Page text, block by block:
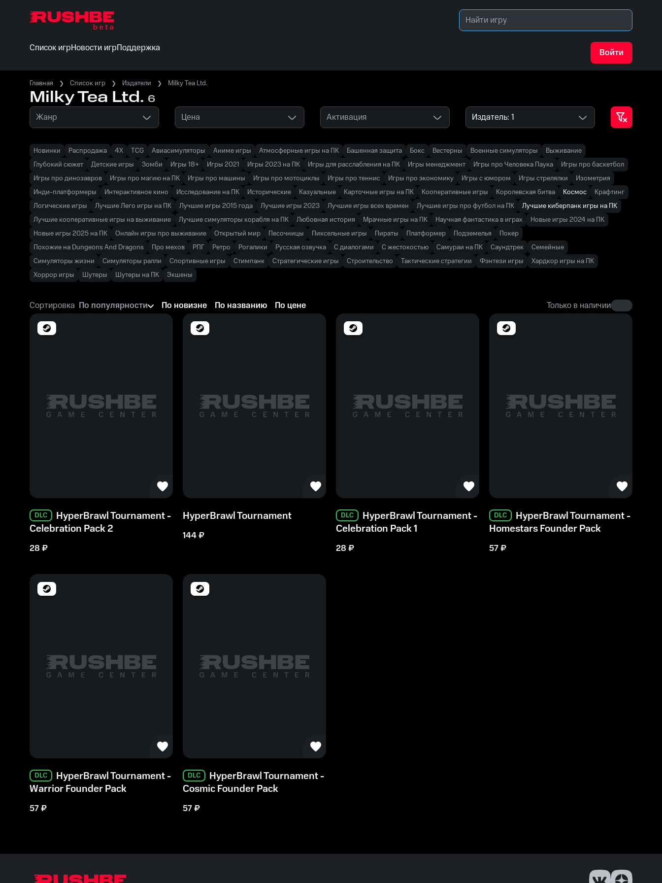
Список игрНовости игрПоддержка Войти
Главная Список игр Издатели Milky Tea Ltd.
Milky Tea Ltd. 6
Жанр Цена Активация Издатель: 1
Новинки Распродажа 4X TCG Авиасимуляторы Аниме игры Атмосферные игры на ПК Башенная защита Бокс Вестерны Военные симуляторы
Выживание
Глубокий сюжет
Детские игры Зомби Игры 18+ Игры 2021 Игры 2023 на ПК Игры для расслабления на ПК Игры менеджмент Игры про Человека Паука
Игры про баскетбол
Игры про динозавров
Игры про магию на ПК Игры про машины Игры про мотоциклы Игры про теннис Игры про экономику Игры с юмором Игры стрелялки
Изометрия
Инди-платформеры
Интерактивное кино Исследование на ПК Исторические Казуальные Карточные игры на ПК Кооперативные игры Королевская битва Космос
Крафтинг
Логические игры
Лучшие Лего игры на ПК Лучшие игры 2015 года Лучшие игры 2023 Лучшие игры всех времен Лучшие игры про футбол на ПК
Лучшие киберпанк игры на ПК
Лучшие кооперативные игры на выживание
Лучшие симуляторы корабля на ПК Любовная история Мрачные игры на ПК Научная фантастика в играх
Новые игры 2024 на ПК
Новые игры 2025 на ПК
Онлайн игры про выживание Открытый мир Песочницы Пиксельные игры Пираты Платформер Подземелья
Покер
Похожие на Dungeons And Dragons
Про мехов РПГ Ретро Рогалики Русская озвучка С диалогами С жестокостью Самураи на ПК Саундтрек
Семейные
Симуляторы жизни
Симуляторы ралли Спортивные игры Стимпанк Стратегические игры Строительство Тактические стратегии Фэнтези игры
Хардкор игры на ПК
Хоррор игры
Шутеры Шутеры на ПК Экшены
Сортировка По популярности По новизне По названию По цене Только в наличии
DLC
HyperBrawl Tournament -
Celebration Pack 2
28 ₽
HyperBrawl Tournament
144₽
DLC
HyperBrawl Tournament -
Celebration Pack 1
28 ₽
DLC
HyperBrawl Tournament -
Homestars Founder Pack
57₽
DLC
HyperBrawl Tournament -
Warrior Founder Pack
57₽
DLC
HyperBrawl Tournament -
Cosmic Founder Pack
57₽